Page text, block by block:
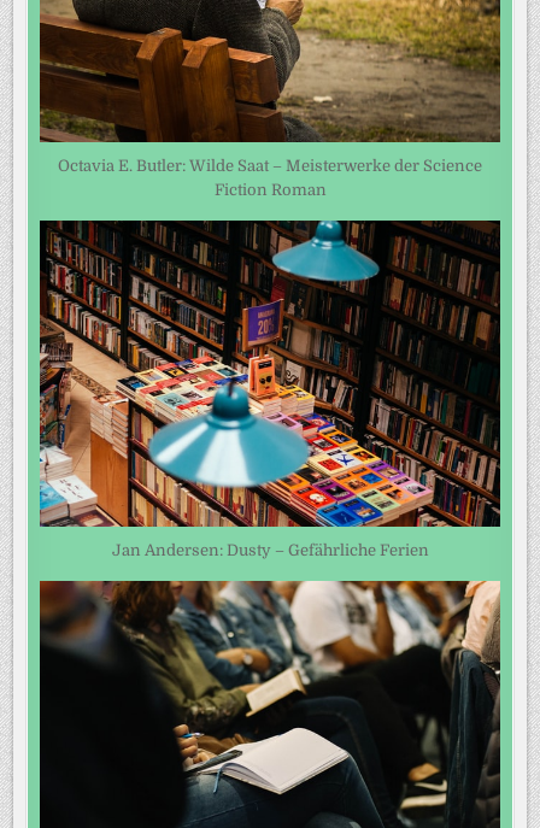
Octavia E. Butler: Wilde Saat – Meisterwerke der Science
Fiction Roman
Jan Andersen: Dusty – Gefährliche Ferien